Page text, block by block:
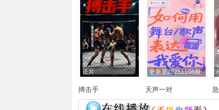
正片
搏击手
更新至20251108期
天声一对
陆毅 鲍蕾 陈乔恩 曾伟昌 凯